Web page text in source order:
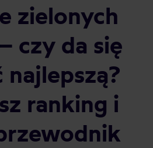
zielonych
czy da się
ranking i